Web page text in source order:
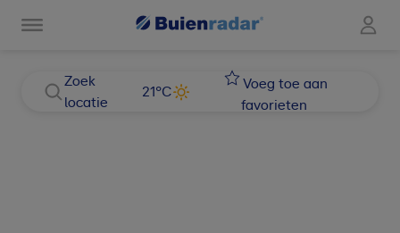
Zoek
locatie
21°C
Voeg toe aan
favorieten